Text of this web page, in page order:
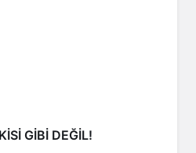
GİBİ DEĞİL!